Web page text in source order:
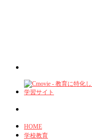
HOME
学校教育